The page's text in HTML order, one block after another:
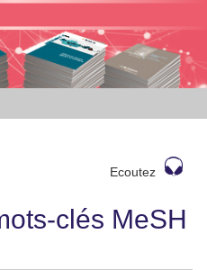
Ecoutez
clés MeSH